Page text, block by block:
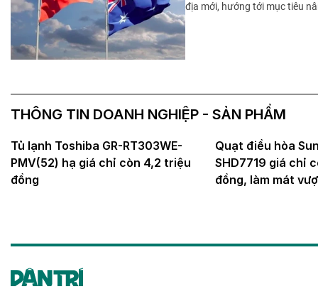
địa mới, hướng tới mục tiêu
THÔNG TIN DOANH NGHIỆP - SẢN PHẨM
Tủ lạnh Toshiba GR-RT303WE-
PMV(52) hạ giá chỉ còn 4,2 triệu
đồng
Quạt điều hòa
SHD7719 giá chỉ
đồng, làm mát